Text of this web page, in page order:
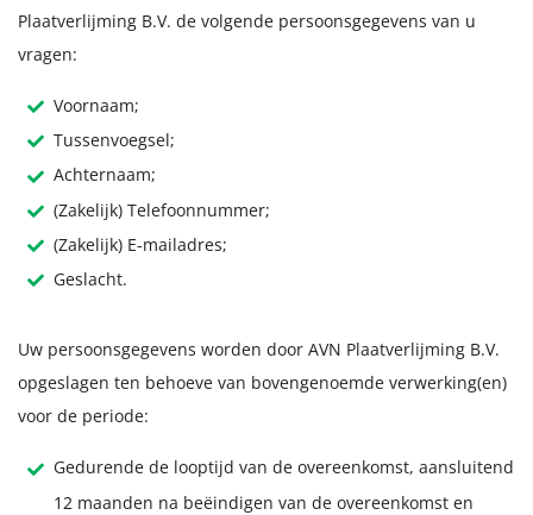
Plaatverlijming B.V. de volgende persoonsgegevens van u
vragen:
Voornaam;
Tussenvoegsel;
Achternaam;
(Zakelijk) Telefoonnummer;
(Zakelijk) E-mailadres;
Geslacht.
Uw persoonsgegevens worden door AVN Plaatverlijming B.V.
opgeslagen ten behoeve van bovengenoemde verwerking(en)
voor de periode:
Gedurende de looptijd van de overeenkomst, aansluitend
12 maanden na beëindigen van de overeenkomst en